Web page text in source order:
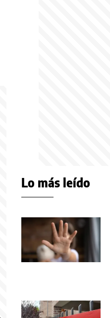
Lo más leído